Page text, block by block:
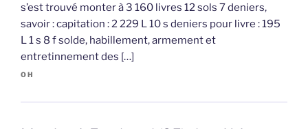
s’est trouvé monter à 3 160 livres 12 sols 7 deniers,
savoir : capitation : 2 229 L 10 s deniers pour livre : 195
L 1 s 8 f solde, habillement, armement et
entretinnement des […]
OH